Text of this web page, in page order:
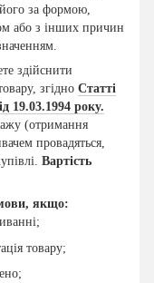
за формою,
або з інших причин
здійснити
згідно Статті
19.03.1994 року.
(отримання
провадяться,
Вартість
якщо:
товару;